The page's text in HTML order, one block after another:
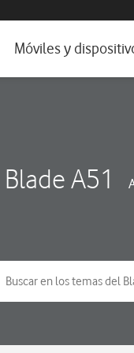
e idioma
Móviles y
Blade A51